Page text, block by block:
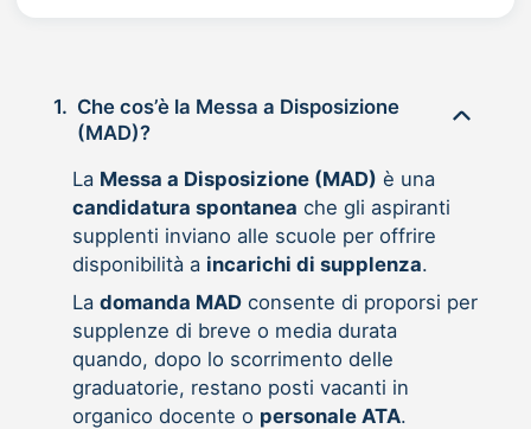
1. Che cos’è la Messa a Disposizione
(MAD)?
La Messa a Disposizione (MAD) è una
candidatura spontanea che gli aspiranti
supplenti inviano alle scuole per offrire
disponibilità a incarichi di supplenza.
La domanda MADconsente di proporsi per
supplenze di breve o media durata
quando, dopo lo scorrimento delle
graduatorie, restano posti vacanti in
organico docente o personale ATA.